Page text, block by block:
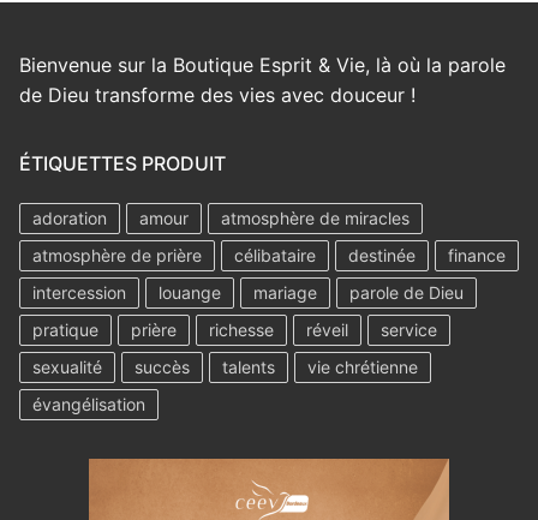
Bienvenue sur la Boutique Esprit & Vie, là où la parole
de Dieu transforme des vies avec douceur !
ÉTIQUETTES PRODUIT
adoration amour
atmosphère de miracles
atmosphère de prière
célibataire destinée
finance
intercession
louange mariage
parole de Dieu
pratique
prière richesse réveil
service
sexualité
succès talents
vie chrétienne
évangélisation